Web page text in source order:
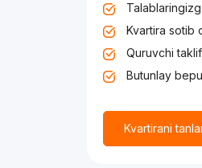
Kvartira sotib
Quruvchi
Butunlay
Kvartirani